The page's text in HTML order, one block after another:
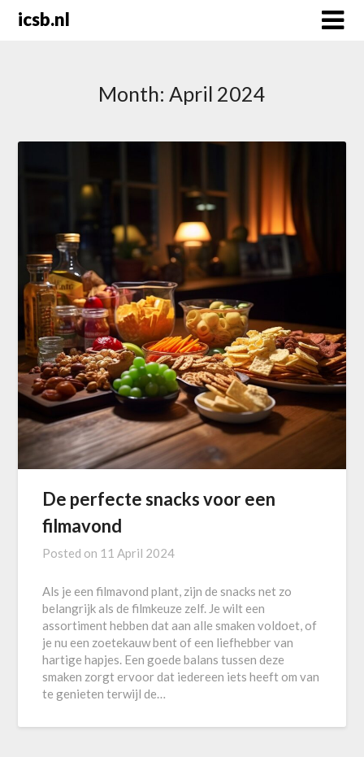
Skipicsb.nl
Month: April 2024
De perfecte snacks voor een
filmavond
Posted on 11 April 2024
Als je een filmavond plant, zijn de snacks net zo
belangrijk als de filmkeuze zelf. Je wilt een
assortiment hebben dat aan alle smaken voldoet, of
je nu een zoetekauw bent of een liefhebber van
hartige hapjes. Een goede balans tussen deze
smaken zorgt ervoor dat iedereen iets heeft om van
te genieten terwijl de…